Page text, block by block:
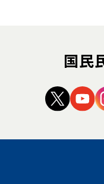
国民
（新し